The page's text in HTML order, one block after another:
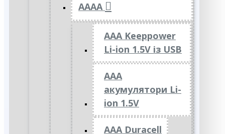
АААА
AAA Keeppower
Li-ion 1.5V із USB
ААА
акумулятори Li-
ion 1.5V
AAA Duracell